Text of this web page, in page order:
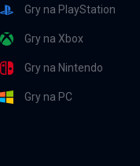
Gry na PlayStation
Gry na Xbox
Gry na Nintendo
Gry na PC